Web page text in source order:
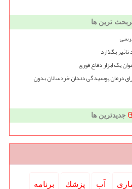
ترین ها
بگذارد
یک ابزار دفاع فوری
درمان پوسیدگی دندان خردسالان بدون
جدیدترین ها
آب پزشك برنامه